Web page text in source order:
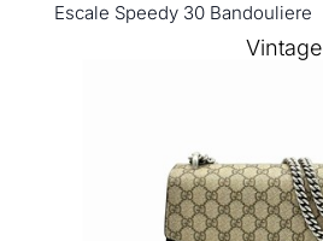
Escale Speedy 30 Bandouliere
Vintage